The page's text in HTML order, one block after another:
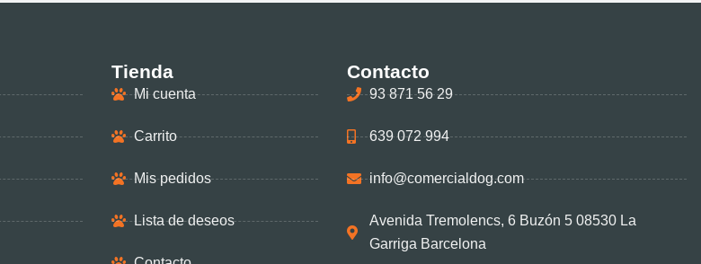
Tienda
Mi cuenta
Carrito
Mis pedidos
Lista de deseos
Contacto
93 871 56 29
639 072 994
info@comercialdog.com
Avenida Tremolencs, 6 Buzón 5 08530 La
Garriga Barcelona